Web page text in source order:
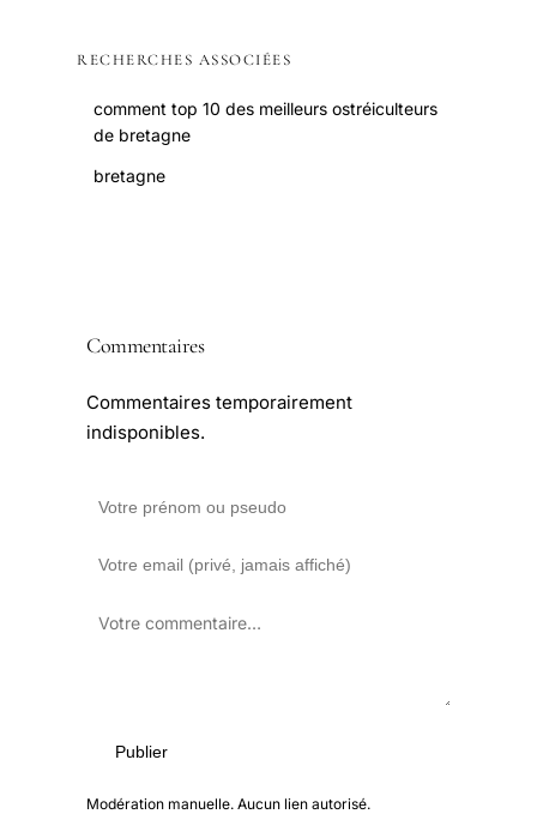
RECHERCHES ASSOCIÉES
comment top 10 des meilleurs ostréiculteurs
de bretagne
bretagne
Commentaires
Commentaires temporairement
indisponibles.
Publier
Modération manuelle. Aucun lien autorisé.